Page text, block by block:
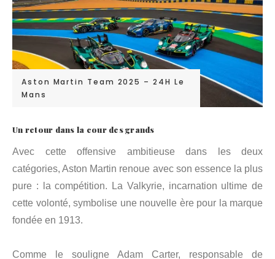
Aston Martin Team 2025 – 24H Le
Mans
Un retour dans la cour des grands
Avec cette offensive ambitieuse dans les deux
catégories, Aston Martin renoue avec son essence la plus
pure : la compétition. La Valkyrie, incarnation ultime de
cette volonté, symbolise une nouvelle ère pour la marque
fondée en 1913.
Comme le souligne Adam Carter, responsable de